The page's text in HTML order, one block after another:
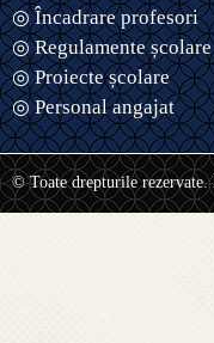
◎ Încadrare profesori
◎ Regulamente școlare
◎ Proiecte școlare
◎ Personal angajat
© Toate drepturile rezervate.